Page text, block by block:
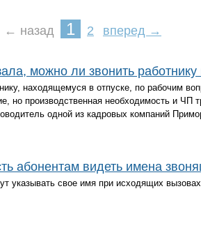
← назад 1 2 вперед →
можно ли звонить работнику
находящемуся в отпуске, по рабочим
но производственная необходимость и ЧП
одной из кадровых компаний
абонентам видеть имена
указывать свое имя при исходящих